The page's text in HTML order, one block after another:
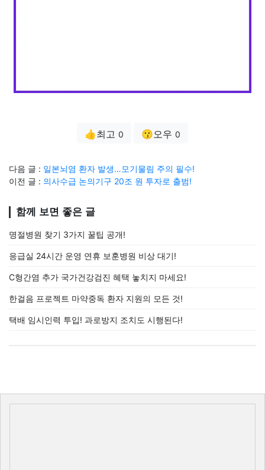
👍최고 0 😗오우 0
다음 글 : 일본뇌염 환자 발생…모기물림 주의 필수!
이전 글 : 의사수급 논의기구 20조 원 투자로 출범!
함께 보면 좋은 글
명절병원 찾기 3가지 꿀팁 공개!
응급실 24시간 운영 연휴 보훈병원 비상 대기!
C형간염 추가 국가건강검진 혜택 놓치지 마세요!
한걸음 프로젝트 마약중독 환자 지원의 모든 것!
택배 임시인력 투입! 과로방지 조치도 시행된다!